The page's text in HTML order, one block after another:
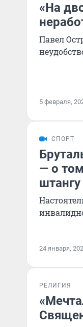
«На
Павел
5 февраля,
СПОРТ
— о
24 января,
РЕЛИГИЯ